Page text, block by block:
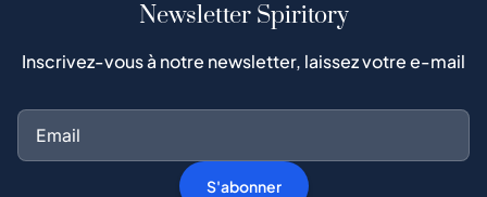
Newsletter Spiritory
Inscrivez-vous à notre newsletter, laissez votre e-mail
S'abonner